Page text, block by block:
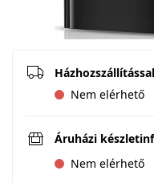
Házhozszállítással
Nem elérhető
Áruházi
Nem elérhető